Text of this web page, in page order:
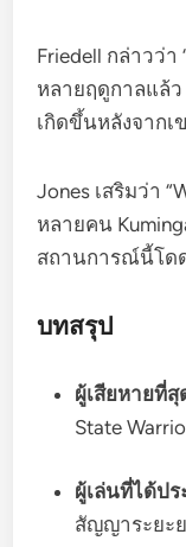
Friedell กล่าวว่
หลายฤดูกาลแล้
เกิดขึ้นหลังจากเ
Jones เสริมว่า
หลายคน
สถานการณ์นี้โด
บทสรุป
ผู้เสียหายที่สุ
State
ผู้เล่นที่ได้ป
สัญญาระยะ